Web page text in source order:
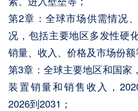
第2章：全球市场供需情况
况，包括主要地区多发性硬
销量、收入、价格及市场份额
第3章：全球主要地区和国家
装置销量和销售收入，
2026到2031；